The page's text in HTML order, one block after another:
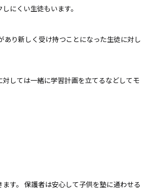
にくい生徒もいます。
り新しく受け持つことになった生徒に対し
しては一緒に学習計画を立てるなどしてモ
す。 保護者は安心して子供を塾に通わせる